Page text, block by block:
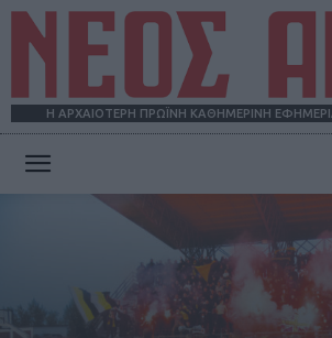
Η ΑΡΧΑΙΟΤΕΡΗ ΠΡΩΪΝΗ ΚΑΘΗΜΕΡΙΝΗ